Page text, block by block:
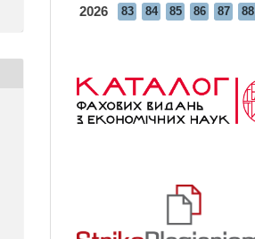
2026 83 84 85 86 87 88